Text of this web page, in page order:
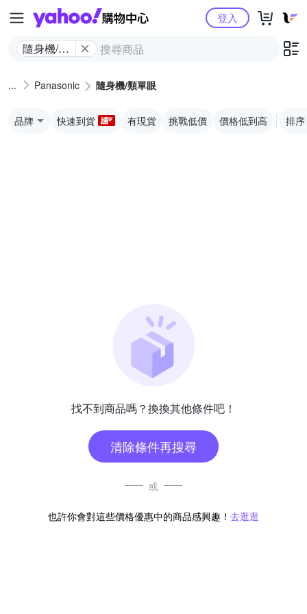
Yahoo購物中心
隨身機/類
登入
Panasonic 隨身機/類單眼
品牌 快速到貨 有現貨 挑戰低價 價格低到高 排序
找不到商品嗎？換換其他條件吧！
清除條件再搜尋
或
也許你會對這些價格優惠中的商品感興趣！ 去逛逛